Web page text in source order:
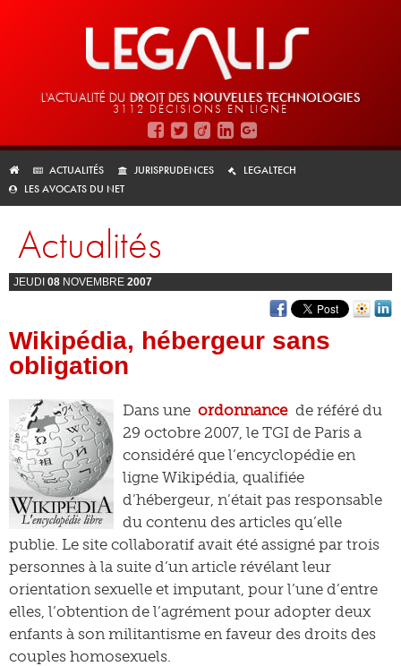
L'ACTUALITÉ DU DROIT DES NOUVELLES TECHNOLOGIES
3112 DÉCISIONS EN LIGNE
ACTUALITÉS JURISPRUDENCES
LEGALTECH
LES AVOCATS DU NET
Actualités
JEUDI 08 NOVEMBRE 2007
Wikipédia, hébergeur sans
obligation
Dans une ordonnance de référé du
29 octobre 2007, le TGI de Paris a
considéré que l’encyclopédie en
ligne Wikipédia, qualifiée
d’hébergeur, n’était pas responsable
du contenu des articles qu’elle
publie. Le site collaboratif avait été assigné par trois
personnes à la suite d’un article révélant leur
orientation sexuelle et imputant, pour l’une d’entre
elles, l’obtention de l’agrément pour adopter deux
enfants à son militantisme en faveur des droits des
couples homosexuels.